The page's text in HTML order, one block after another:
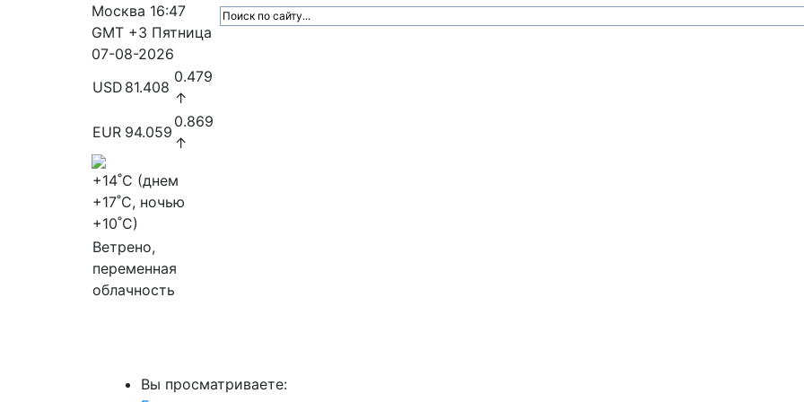
Москва 16:47
GMT +3 Пятница
07-08-2026
USD 81.408
0.479
↑
EUR 94.059
0.869
↑
+14˚C (днем
+17˚C, ночью
+10˚C)
Ветрено,
переменная
облачность
Вы просматриваете: